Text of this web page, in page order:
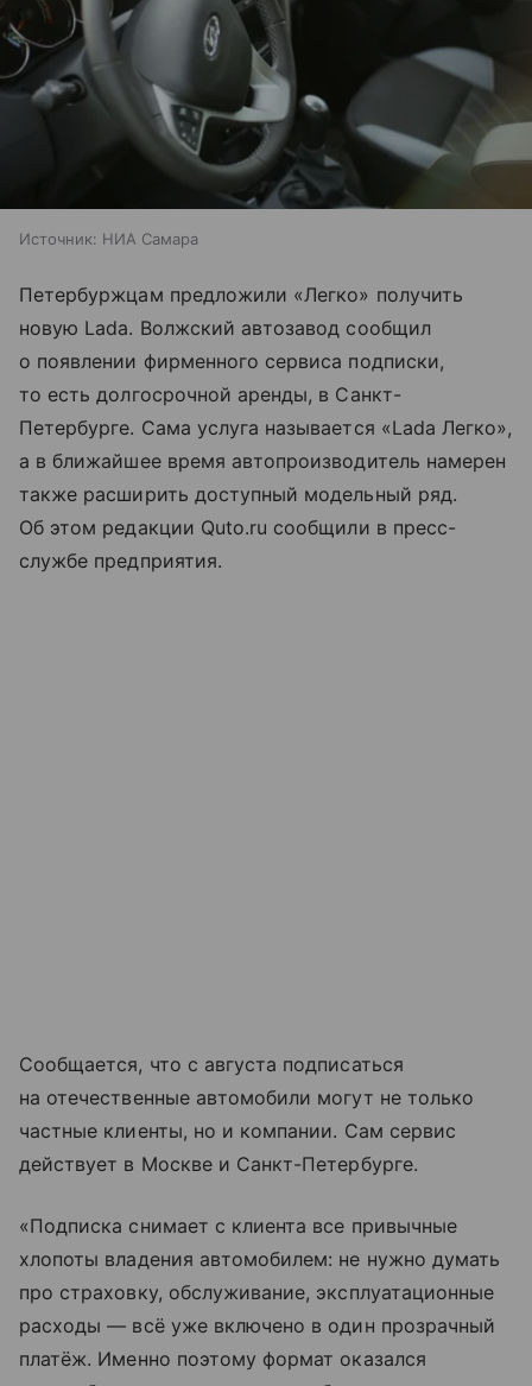
Источник: НИА Самара
Петербуржцам предложили «Легко» получить
новую Lada. Волжский автозавод сообщил
о появлении фирменного сервиса подписки,
то есть долгосрочной аренды, в Санкт-
Петербурге. Сама услуга называется «Lada Легко»,
а в ближайшее время автопроизводитель намерен
также расширить доступный модельный ряд.
Об этом редакции Quto.ru сообщили в пресс-
службе предприятия.
Сообщается, что с августа подписаться
на отечественные автомобили могут не только
частные клиенты, но и компании. Сам сервис
действует в Москве и Санкт-Петербурге.
«Подписка снимает с клиента все привычные
хлопоты владения автомобилем: не нужно думать
про страховку, обслуживание, эксплуатационные
расходы — всё уже включено в один прозрачный
платёж. Именно поэтому формат оказался